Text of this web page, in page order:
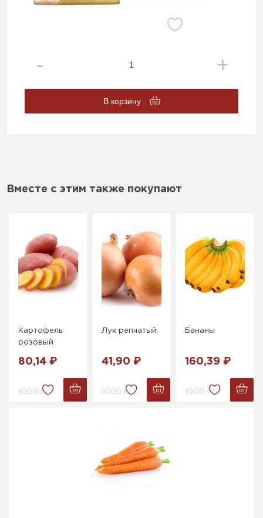
В корзину
Вместе с этим также покупают
Картофель
розовый
80,14 ₽
1000 г.
Лук репчатый
41,90 ₽
1000 г.
Бананы
160,39 ₽
1000 г.